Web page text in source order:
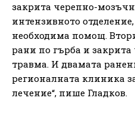
закрита черепно-
интензивното
необходима помощ.
рани по гърба и
травма. И двамата
регионалната клиника
лечение“, пише Гладков.